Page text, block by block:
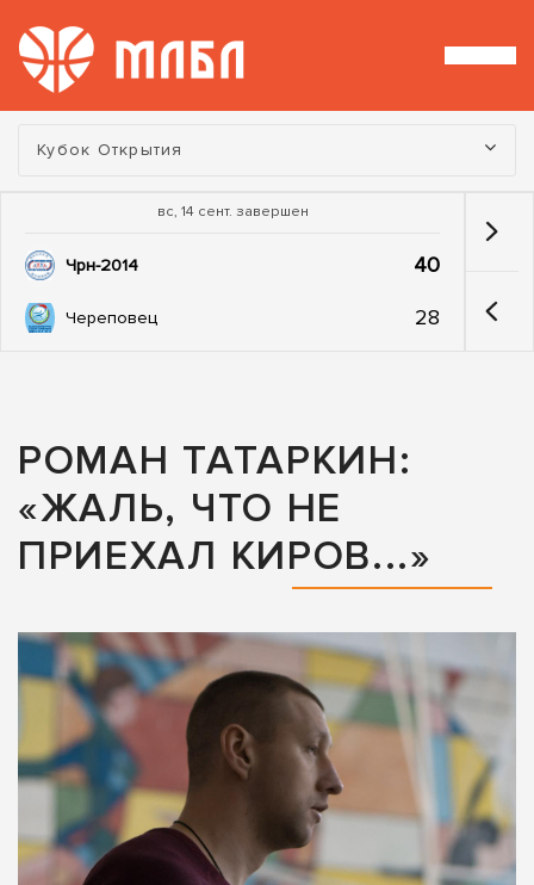
Турнир:
Кубок Открытия
вс, 14 сент. завершен
Чрн-2014 40
Череповец 28
РОМАН ТАТАРКИН:
«ЖАЛЬ, ЧТО НЕ
ПРИЕХАЛ КИРОВ...»